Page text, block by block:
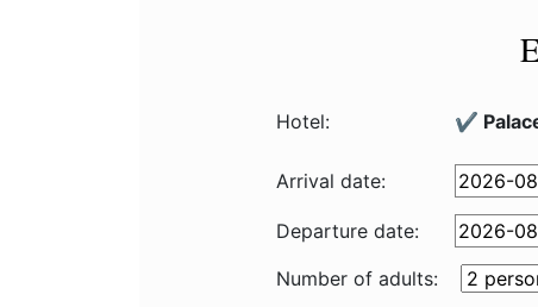
Hotel: ✔️
Arrival date:
Departure date:
Number of adults: